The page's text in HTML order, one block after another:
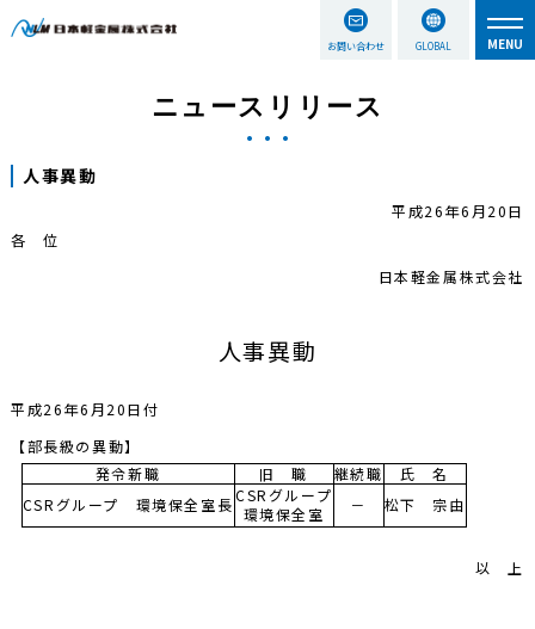
お問い合わせ GLOBAL
ニュースリリース
人事異動
平成26年6月20日
各 位
日本軽金属株式会社
人事異動
平成26年6月20日付
【部長級の異動】
発令新職
旧 職 継続職
氏 名
CSRグループ 環境保全室長CSRグループ
環境保全室
－ 松下 宗由
以 上